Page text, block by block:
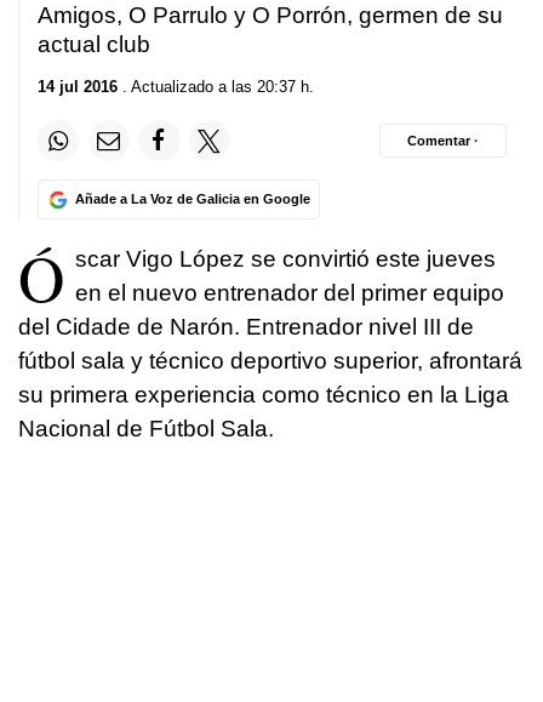
Amigos, O Parrulo y O Porrón, germen de su
actual club
14 jul 2016 . Actualizado a las 20:37 h.
Añade a La Voz de Galicia en Google
Comentar ·
Ó scar Vigo López se convirtió este jueves
en el nuevo entrenador del primer equipo
del Cidade de Narón. Entrenador nivel III de
fútbol sala y técnico deportivo superior, afrontará
su primera experiencia como técnico en la Liga
Nacional de Fútbol Sala.